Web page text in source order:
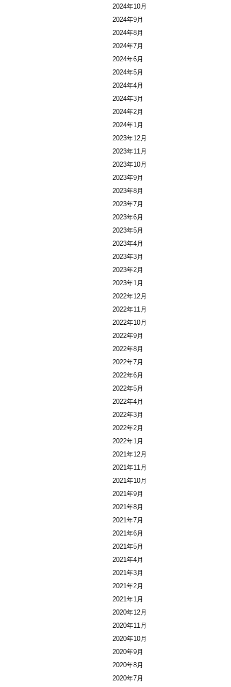
2024年10月
2024年9月
2024年8月
2024年7月
2024年6月
2024年5月
2024年4月
2024年3月
2024年2月
2024年1月
2023年12月
2023年11月
2023年10月
2023年9月
2023年8月
2023年7月
2023年6月
2023年5月
2023年4月
2023年3月
2023年2月
2023年1月
2022年12月
2022年11月
2022年10月
2022年9月
2022年8月
2022年7月
2022年6月
2022年5月
2022年4月
2022年3月
2022年2月
2022年1月
2021年12月
2021年11月
2021年10月
2021年9月
2021年8月
2021年7月
2021年6月
2021年5月
2021年4月
2021年3月
2021年2月
2021年1月
2020年12月
2020年11月
2020年10月
2020年9月
2020年8月
2020年7月